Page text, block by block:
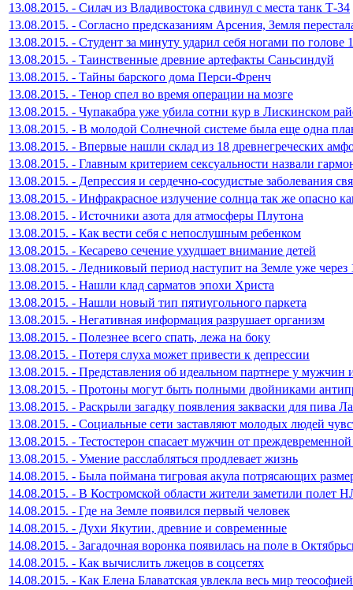
13.08.2015. - Силач из Владивостока сдвинул с места танк Т-34
13.08.2015. - Согласно предсказаниям Арсения, Земля
13.08.2015. - Студент за минуту ударил себя ногами по голове
13.08.2015. - Таинственные древние артефакты Саньсиндуй
13.08.2015. - Тайны барского дома Перси-Френч
13.08.2015. - Тенор спел во время операции на мозге
13.08.2015. - Чупакабра уже убила сотни кур в Лискинском
13.08.2015. - В молодой Солнечной системе была еще одна
13.08.2015. - Впервые нашли склад из 18 древнегреческих
13.08.2015. - Главным критерием сексуальности назвали
13.08.2015. - Депрессия и сердечно-сосудистые заболевания
13.08.2015. - Инфракрасное излучение солнца так же опасно
13.08.2015. - Источники азота для атмосферы Плутона
13.08.2015. - Как вести себя с непослушным ребенком
13.08.2015. - Кесарево сечение ухудшает внимание детей
13.08.2015. - Ледниковый период наступит на Земле уже через
13.08.2015. - Нашли клад сарматов эпохи Христа
13.08.2015. - Нашли новый тип пятиугольного паркета
13.08.2015. - Негативная информация разрушает организм
13.08.2015. - Полезнее всего спать, лежа на боку
13.08.2015. - Потеря слуха может привести к депрессии
13.08.2015. - Представления об идеальном партнере у
13.08.2015. - Протоны могут быть полными двойниками
13.08.2015. - Раскрыли загадку появления закваски для пива
13.08.2015. - Социальные сети заставляют молодых людей
13.08.2015. - Тестостерон спасает мужчин от
13.08.2015. - Умение расслабляться продлевает жизнь
14.08.2015. - Была поймана тигровая акула потрясающих
14.08.2015. - В Костромской области жители заметили полет
14.08.2015. - Где на Земле появился первый человек
14.08.2015. - Духи Якутии, древние и современные
14.08.2015. - Загадочная воронка появилась на поле в
14.08.2015. - Как вычислить лжецов в соцсетях
14.08.2015. - Как Елена Блаватская увлекла весь мир теософией